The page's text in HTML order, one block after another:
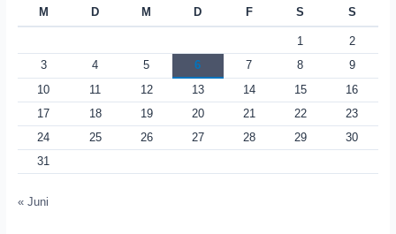
M D M D F S S
1
2
3
4 5 6 7 8
9
10
11 12 13 14 15
16
17
18 19 20 21 22
23
24
25 26 27 28 29
30
31
« Juni